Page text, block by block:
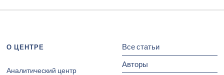
О ЦЕНТРЕ
Аналитический центр
Все статьи
Авторы